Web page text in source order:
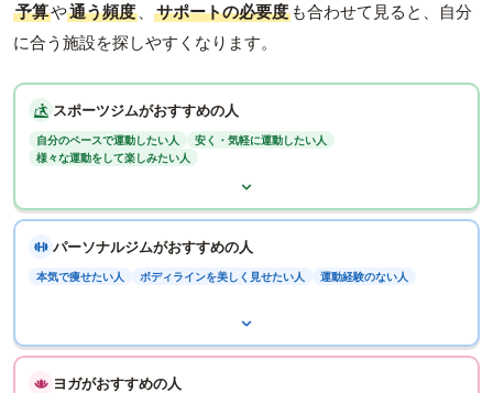
予算や通う頻度 、 サポートの必要度 も合わせて見ると、自分
に合う施設を探しやすくなります。
スポーツジムがおすすめの人
自分のペースで運動したい人
安く・気軽に運動したい人
様々な運動をして楽しみたい人
パーソナルジムがおすすめの人
本気で痩せたい人 ボディラインを美しく見せたい人 運動経験のない人
ヨガがおすすめの人